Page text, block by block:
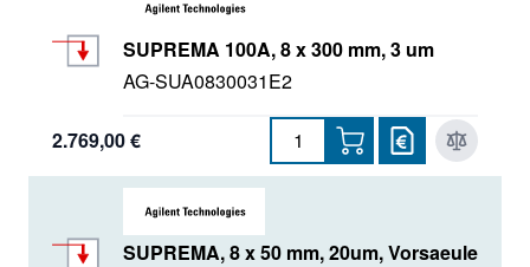
Pursuit
SUPREMA 100A, 8 x 300 mm, 3 um
AG-SUA0830031E2
2.769,00 €
SUPREMA, 8 x 50 mm, 20um, Vorsaeule